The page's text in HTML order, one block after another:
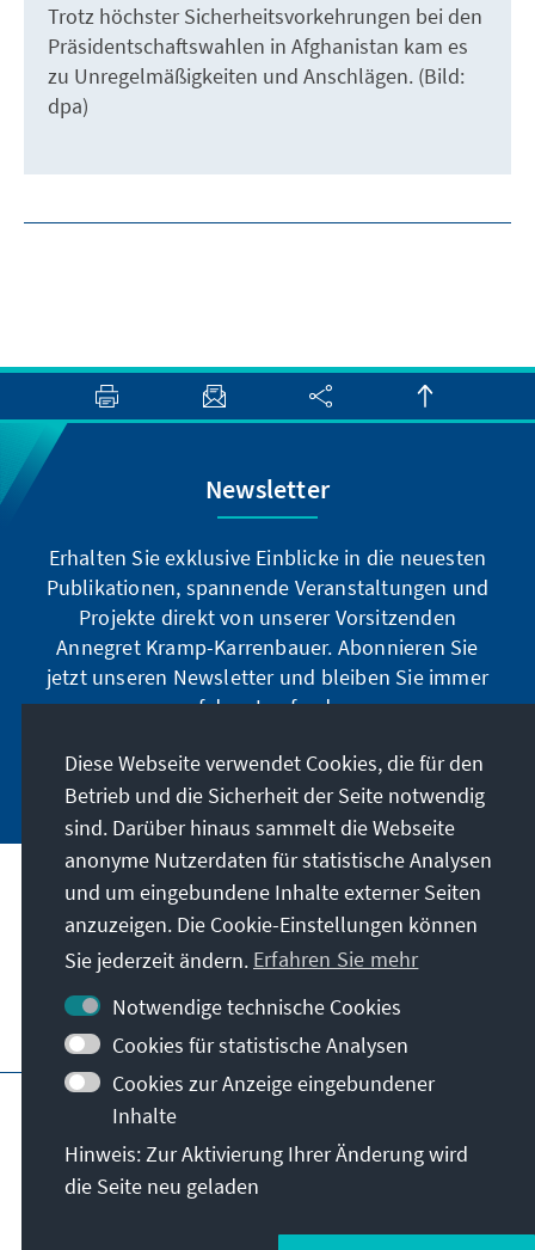
Trotz höchster Sicherheitsvorkehrungen bei den
Präsidentschaftswahlen in Afghanistan kam es
zu Unregelmäßigkeiten und Anschlägen. (Bild:
dpa)
Newsletter
Erhalten Sie exklusive Einblicke in die neuesten
Publikationen, spannende Veranstaltungen und
Projekte direkt von unserer Vorsitzenden
Annegret Kramp-Karrenbauer. Abonnieren Sie
jetzt unseren Newsletter und bleiben Sie immer
auf dem Laufenden.
Jetzt abonnieren
Unser Auftrag
Kontakt
Weitere Angebote der Stiftung
Impressum
Datenschutz
Nutzungsbedingungen
Erklärung zur Barrierefreiheit
Barriere melden
Sitemap
© Konrad-Adenauer-Stiftung e.V. 2026
Diese Webseite verwendet Cookies, die für den
Betrieb und die Sicherheit der Seite notwendig
sind. Darüber hinaus sammelt die Webseite
anonyme Nutzerdaten für statistische Analysen
und um eingebundene Inhalte externer Seiten
anzuzeigen. Die Cookie-Einstellungen können
Sie jederzeit ändern. Erfahren Sie mehr
Notwendige technische Cookies
Cookies für statistische Analysen
Cookies zur Anzeige eingebundener
Inhalte
Hinweis: Zur Aktivierung Ihrer Änderung wird
die Seite neu geladen